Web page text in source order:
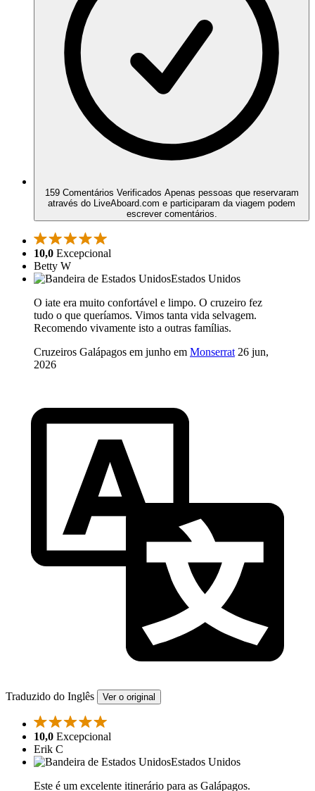
159 Comentários Verificados Apenas pessoas que reservaram
através do LiveAboard.com e participaram da viagem podem
escrever comentários.
10,0 Excepcional
Betty W
Estados Unidos
O iate era muito confortável e limpo. O cruzeiro fez
tudo o que queríamos. Vimos tanta vida selvagem.
Recomendo vivamente isto a outras famílias.
Cruzeiros Galápagos em junho em Monserrat 26 jun,
2026
Traduzido do Inglês Ver o original
10,0 Excepcional
Erik C
Estados Unidos
Este é um excelente itinerário para as Galápagos.